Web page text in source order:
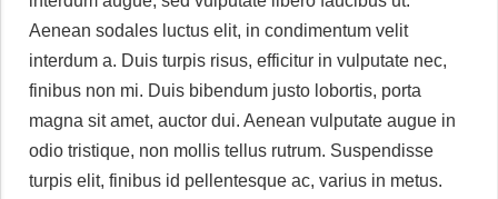
Aenean sodales luctus elit, in condimentum velit
interdum a. Duis turpis risus, efficitur in vulputate nec,
finibus non mi. Duis bibendum justo lobortis, porta
magna sit amet, auctor dui. Aenean vulputate augue in
odio tristique, non mollis tellus rutrum. Suspendisse
turpis elit, finibus id pellentesque ac, varius in metus.